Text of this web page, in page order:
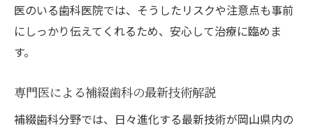
医のいる歯科医院では、そうしたリスクや注意点も事前
にしっかり伝えてくれるため、安心して治療に臨めま
す。
専門医による補綴歯科の最新技術解説
補綴歯科分野では、日々進化する最新技術が岡山県内の